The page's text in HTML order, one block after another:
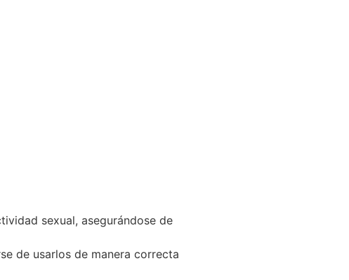
sexual, asegurándose de
de usarlos de manera correcta